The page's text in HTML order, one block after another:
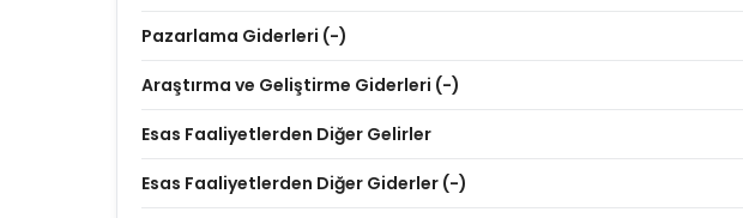
Pazarlama Giderleri (-)
Araştırma ve Geliştirme Giderleri (-)
Esas Faaliyetlerden Diğer Gelirler
Esas Faaliyetlerden Diğer Giderler (-)